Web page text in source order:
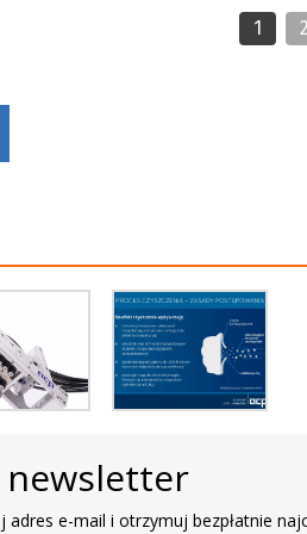
1 2
newsletter
adres e-mail i otrzymuj bezpłatnie